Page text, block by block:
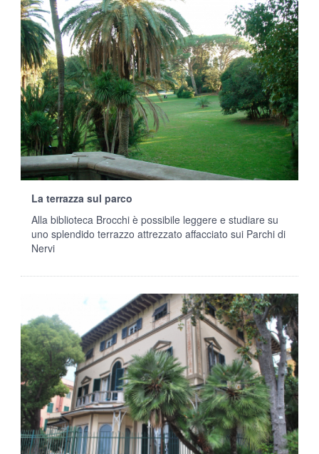
La terrazza sul parco
Alla biblioteca Brocchi è possibile leggere e studiare su
uno splendido terrazzo attrezzato affacciato sui Parchi di
Nervi